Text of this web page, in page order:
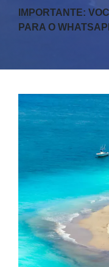
IMPORTANTE:
PARA O